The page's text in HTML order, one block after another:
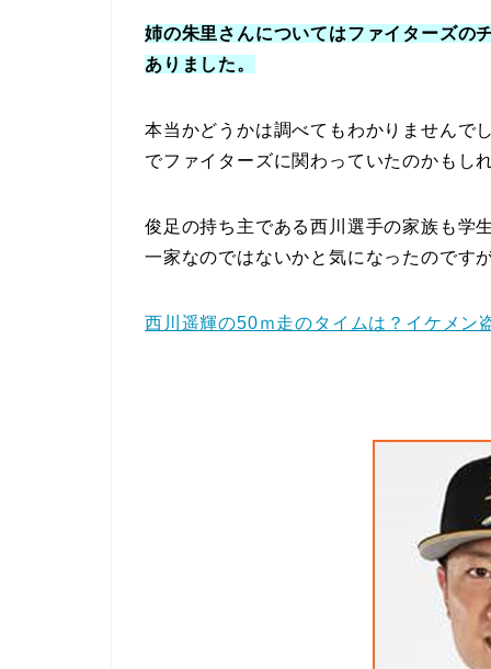
姉の朱里さんについてはファイターズの
ありました。
本当かどうかは調べてもわかりませんで
でファイターズに関わっていたのかもし
俊足の持ち主である西川選手の家族も学
一家なのではないかと気になったのです
西川遥輝の50ｍ走のタイムは？イケメン